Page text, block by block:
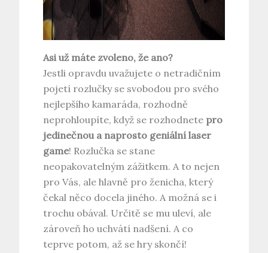
Asi už máte zvoleno, že ano?
Jestli opravdu uvažujete o netradičním
pojetí rozlučky se svobodou pro svého
nejlepšího kamaráda, rozhodně
neprohloupíte, když se rozhodnete pro
jedinečnou a naprosto geniální laser
game! Rozlučka se stane
neopakovatelným zážitkem. A to nejen
pro Vás, ale hlavně pro ženicha, který
čekal něco docela jiného. A možná se i
trochu obával. Určitě se mu uleví, ale
zároveň ho uchvátí nadšení. A co
teprve potom, až se hry skončí!